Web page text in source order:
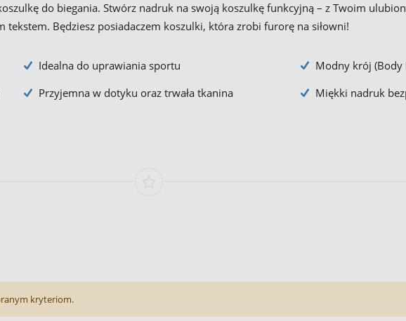
do biegania. Stwórz nadruk na swoją koszulkę funkcyjną – z Twoim
tekstem. Będziesz posiadaczem koszulki, która zrobi furorę na siłowni!
Idealna do uprawiania sportu
Przyjemna w dotyku oraz trwała tkanina
Modny krój (Body
Miękki nadruk
kryteriom.